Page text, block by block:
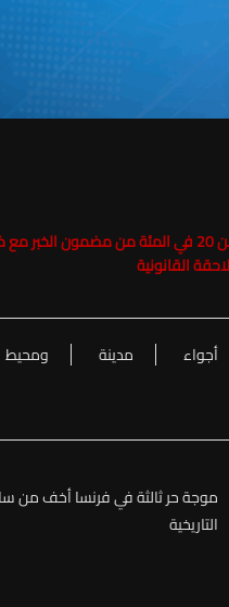
حفاظاً على حقوق الملكية الفكرية يرجى عدم نسخ ما يزيد عن 20 في
أجواء مدينة
ومحيط
موجة حر ثالثة في فرنسا أخف من
التاريخية